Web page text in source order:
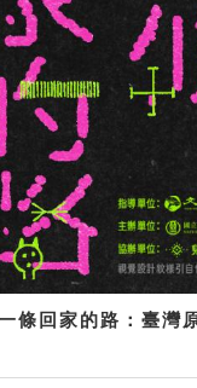
條回家的路：臺灣